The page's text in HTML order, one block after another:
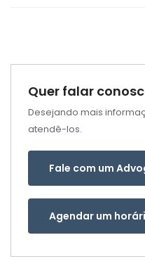
Quer falar
Desejando mais
atendê-los.
Fale com um
Agendar um